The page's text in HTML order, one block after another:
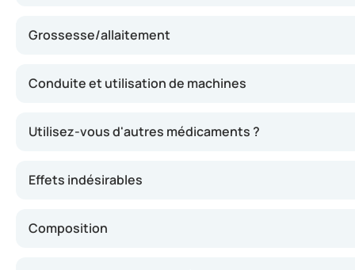
Grossesse/allaitement
Conduite et utilisation de machines
Utilisez-vous d'autres médicaments ?
Effets indésirables
Composition